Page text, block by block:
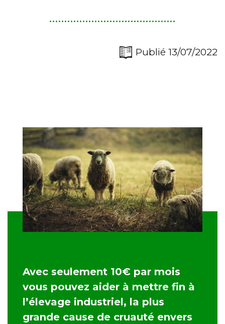
Publié 13/07/2022
Avec seulement 10€ par mois
vous pouvez aider à mettre fin à
l’élevage industriel, la plus
grande cause de cruauté envers